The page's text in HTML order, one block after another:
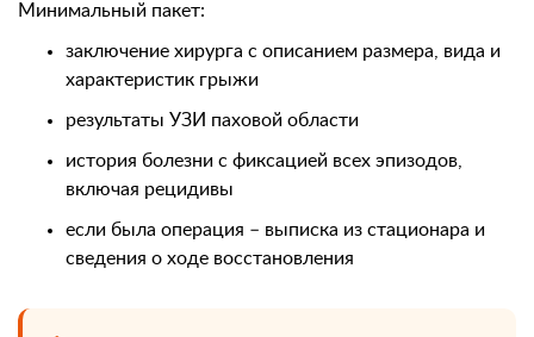
Минимальный пакет:
заключение хирурга с описанием размера, вида и
характеристик грыжи
результаты УЗИ паховой области
история болезни с фиксацией всех эпизодов,
включая рецидивы
если была операция – выписка из стационара и
сведения о ходе восстановления